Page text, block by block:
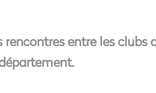
entre les
.